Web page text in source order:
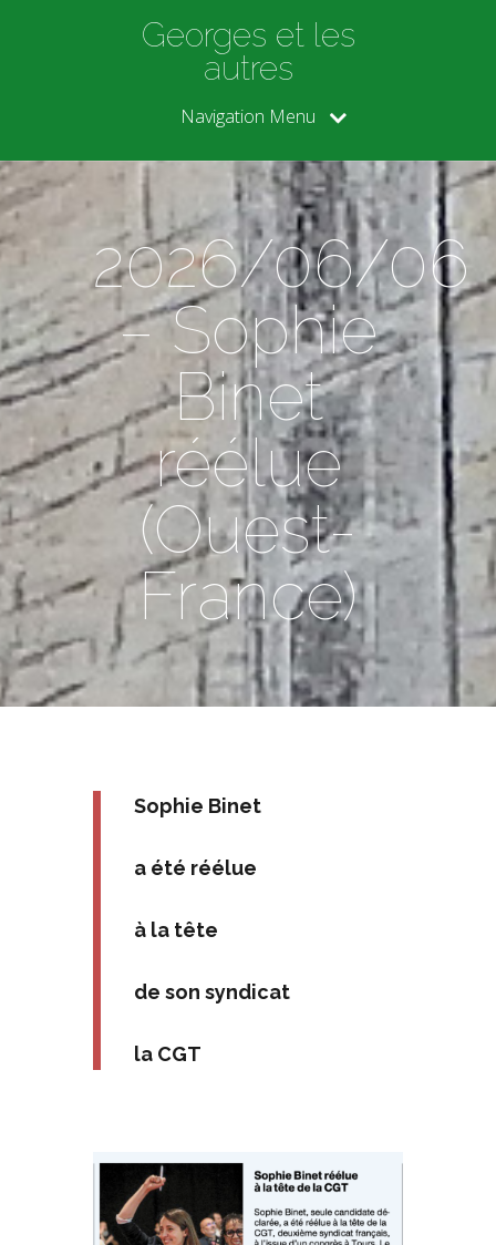
Georges et les
autres
Navigation Menu
2026/06/06
– Sophie
Binet
réélue
(Ouest-
France)
Sophie Binet
a été réélue
à la tête
de son syndicat
la CGT